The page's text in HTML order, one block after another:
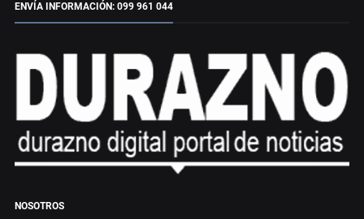
ENVÍA INFORMACIÓN: 099 961 044
NOSOTROS